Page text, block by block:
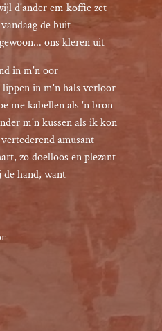
d'ander em koffie zet
de buit
ons kleren uit
in m'n oor
in m'n hals verloor
me kabellen als 'n bron
m'n kussen als ik kon
amusant
zo doelloos en plezant
de hand, want